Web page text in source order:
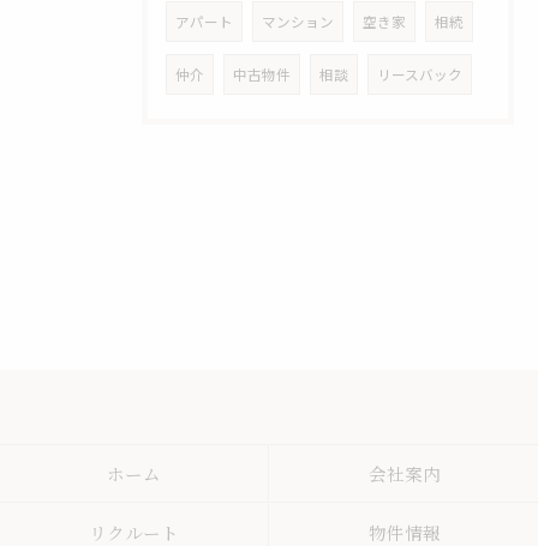
アパート マンション 空き家 相続
仲介 中古物件 相談 リースバック
ホーム 会社案内
リクルート 物件情報